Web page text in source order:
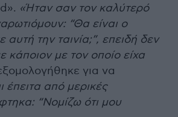
«Ήταν σαν τον καλύτερό
“Θα είναι ο
αυτή την ταινία;”, επειδή δεν
κάποιον με τον οποίο είχα
για να
έπειτα από μερικές
“Νομίζω ότι μου